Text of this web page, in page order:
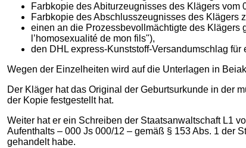
Farbkopie des Abiturzeugnisses des Klägers vom
Farbkopie des Abschlusszeugnisses des Klägers
einen an die Prozessbevollmächtigte des Klägers
l’homosexualité de mon fils"),
den DHL express-Kunststoff-Versandumschlag
Wegen der Einzelheiten wird auf die Unterlagen in
Der Kläger hat das Original der Geburtsurkunde in der
der Kopie festgestellt hat.
Weiter hat er ein Schreiben der Staatsanwaltschaft L1
Aufenthalts – 000 Js 000/12 – gemäß § 153 Abs. 1 der
gehandelt habe.